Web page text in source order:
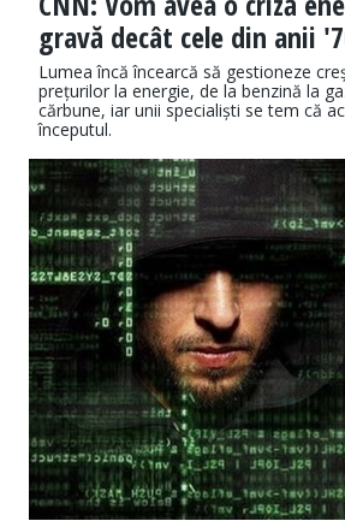
gravă decât cele din anii
Lumea încă încearcă să gestioneze
prețurilor la energie, de la benzină la
cărbune, iar unii specialiști se tem că
începutul.